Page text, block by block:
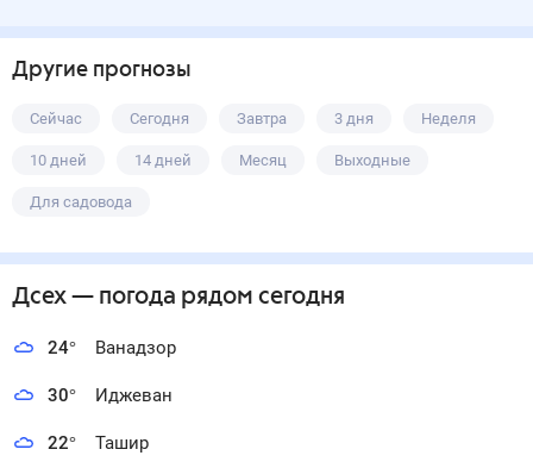
Другие прогнозы
Сейчас Сегодня Завтра 3 дня Неделя
10 дней 14 дней Месяц Выходные
Для садовода
Дсех— погода рядом сегодня
24° Ванадзор
30° Иджеван
22° Ташир